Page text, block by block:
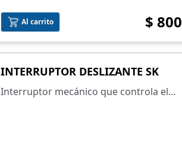
dispositivo electrónico de forma
manual.Al carrito $ 800
INTERRUPTOR DESLIZANTE SK
Interruptor mecánico que controla el